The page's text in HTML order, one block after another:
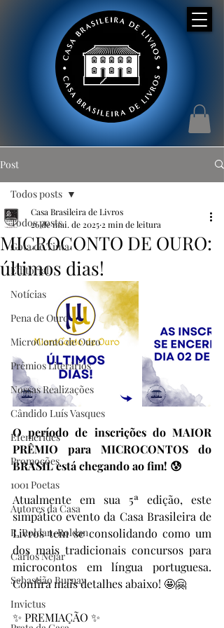
Post
Todos posts
Gota de Tinta
Editorial
Notícias
Pena de Ouro
MicroConto de Ouro
Prêmios Literários
Nossas Realizações
Cândido Luís Vasques
Efemérides
Promoções
1001 Poetas
Autores da Casa
R. Roldan-Roldan
Carlos Nejar
Sebastião Burnay
Invictus
Todos posts
MICROCONTO DE OURO:
últimos dias!
Casa Brasileira de Livros
26 de mai. de 2025 2 min de leitura
O período de inscrições do MAIOR
PRÊMIO para MICROCONTOS do
BRASIL está chegando ao fim! 😰
Atualmente em sua 5ª edição, este
simpático evento da Casa Brasileira de
Livros tem se consolidando como um
dos mais tradicionais concursos para
microcontos em língua portuguesa.
Confira mais detalhes abaixo! 🤩🤗
✨ PREMIAÇÃO ✨